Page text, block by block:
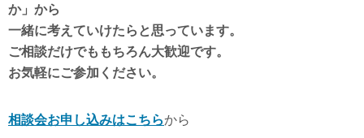
か」から
一緒に考えていけたらと思っています。
ご相談だけでももちろん大歓迎です。
お気軽にご参加ください。
相談会お申し込みはこちらから